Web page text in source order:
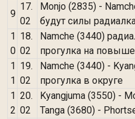
9
17.
02
Monjo (2835) -
будут силы
1
0
18.
02
Namche (3440)
прогулка на повыше
1
1
19.
02
Namche (3440) -
прогулка в округе
1
2
20.
02
Kyangjuma (3550) -
Tanga (3680) -